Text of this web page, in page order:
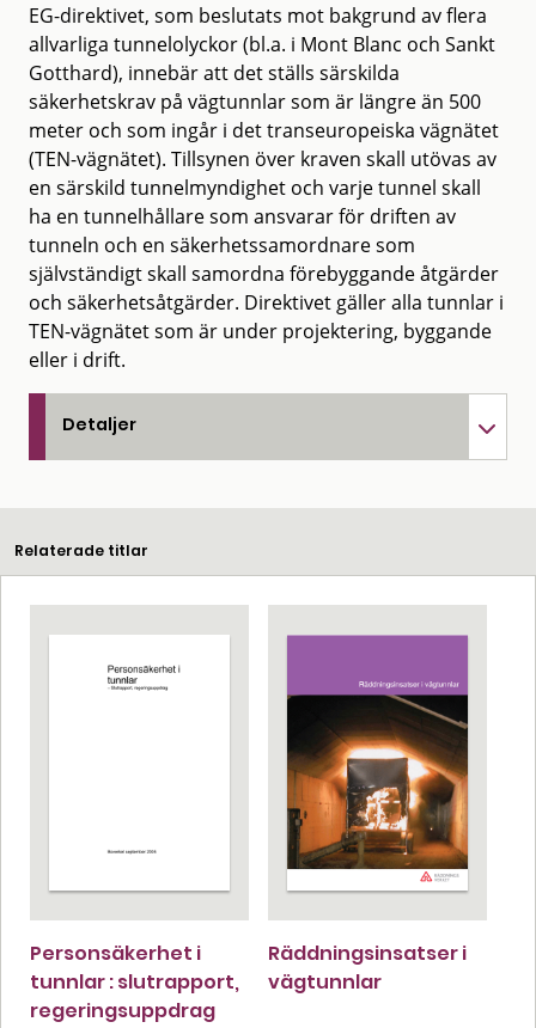
EG-direktivet, som beslutats mot bakgrund av flera
allvarliga tunnelolyckor (bl.a. i Mont Blanc och Sankt
Gotthard), innebär att det ställs särskilda
säkerhetskrav på vägtunnlar som är längre än 500
meter och som ingår i det transeuropeiska vägnätet
(TEN-vägnätet). Tillsynen över kraven skall utövas av
en särskild tunnelmyndighet och varje tunnel skall
ha en tunnelhållare som ansvarar för driften av
tunneln och en säkerhetssamordnare som
självständigt skall samordna förebyggande åtgärder
och säkerhetsåtgärder. Direktivet gäller alla tunnlar i
TEN-vägnätet som är under projektering, byggande
eller i drift.
Detaljer
Relaterade titlar
Personsäkerhet i
tunnlar : slutrapport,
regeringsuppdrag
Räddningsinsatser i
vägtunnlar